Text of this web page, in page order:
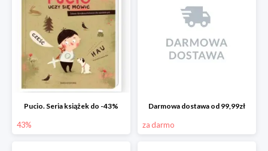
Pucio. Seria książek do -43%
43%
Darmowa dostawa od 99,99zł
za darmo